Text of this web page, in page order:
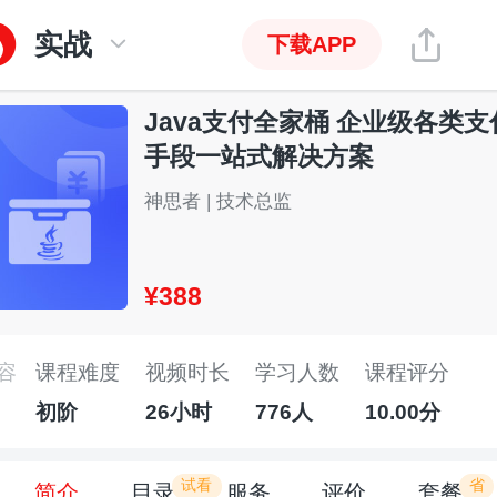
实战 下载APP
Java支付全家桶 企业级各类支
手段一站式解决方案
神思者 | 技术总监
¥388
课程难度
初阶
视频时长
26小时
学习人数
776人
课程评分
10.00分
试看 省